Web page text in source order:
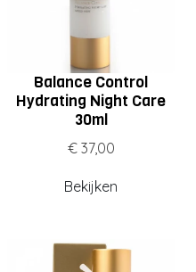
een serum.
Balance Control
Hydrating Night Care
30ml
€ 37,00
Bekijken